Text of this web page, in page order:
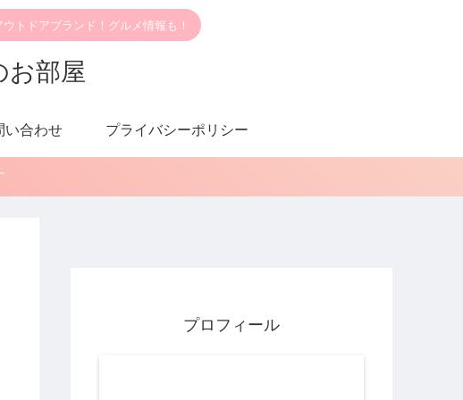
トドアブランド！グルメ情報も！
部屋
い合わせ プライバシーポリシー
プロフィール